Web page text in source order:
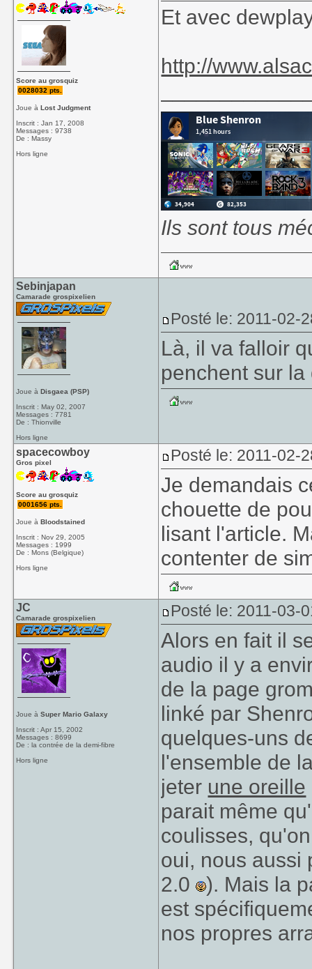
Score au grosquiz
0028032 pts.
Joue àLost Judgment
Inscrit : Jan 17, 2008
Messages : 9738
De : Massy
Hors ligne
Et avec
http://
Ils sont tous
Sebinjapan
Camarade grospixelien
Joue àDisgaea (PSP)
Inscrit : May 02, 2007
Messages : 7781
De : Thionville
Hors ligne
Posté le: 2011-02-
Là, il va falloir
penchent sur
spacecowboy
Gros pixel
Score au grosquiz
0001656 pts.
Joue àBloodstained
Inscrit : Nov 29, 2005
Messages : 1999
De : Mons (Belgique)
Hors ligne
Posté le: 2011-02-
Je demandais
chouette de
lisant l'article.
contenter de
JC
Camarade grospixelien
Joue àSuper Mario Galaxy
Inscrit : Apr 15, 2002
Messages : 8699
De : la contrée de la demi-fibre
Hors ligne
Posté le: 2011-03-
Alors en fait il
audio il y a
de la page
linké par
quelques-uns
l'ensemble de
jeter une oreille
parait même
coulisses,
oui, nous aussi
2.0 ). Mais la
est
nos propres